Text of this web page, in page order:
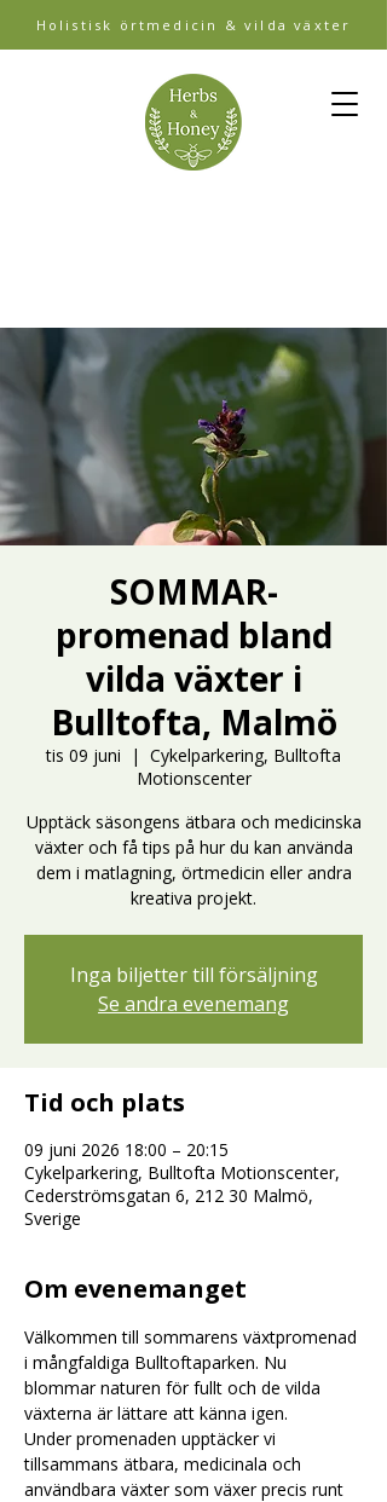
Holistisk örtmedicin & vilda växter
SOMMAR-
promenad bland
vilda växter i
Bulltofta, Malmö
tis 09 juni
  |
Cykelparkering, Bulltofta
Motionscenter
Upptäck säsongens ätbara och medicinska
växter och få tips på hur du kan använda
dem i matlagning, örtmedicin eller andra
kreativa projekt.
Inga biljetter till försäljning
Se andra evenemang
Tid och plats
09 juni 2026 18:00 – 20:15
Cykelparkering, Bulltofta Motionscenter,
Cederströmsgatan 6, 212 30 Malmö,
Sverige
Om evenemanget
Välkommen till sommarens växtpromenad
i mångfaldiga Bulltoftaparken. Nu
blommar naturen för fullt och de vilda
växterna är lättare att känna igen.
Under promenaden upptäcker vi
tillsammans ätbara, medicinala och
användbara växter som växer precis runt